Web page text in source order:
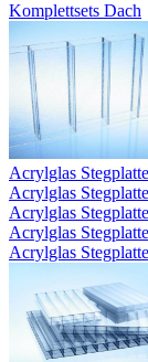
Komplettsets Dach
Acrylglas
Acrylglas
Acrylglas
Acrylglas
Acrylglas